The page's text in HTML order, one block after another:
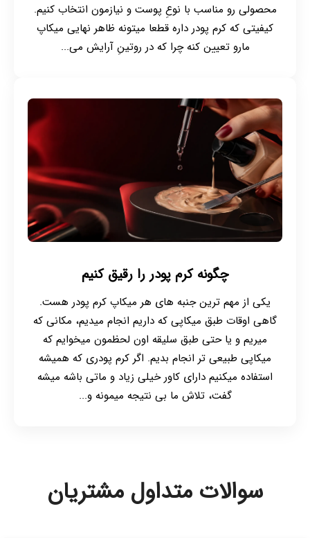
محصولی رو مناسب با نوعِ پوست و نیازمون انتخاب کنیم.
کیفیتی که کرم پودر داره قطعا میتونه ظاهر نهایی میکاپ
مارو تعیین کنه چرا که در روتینِ آرایش می...
چگونه کرم پودر را رقیق کنیم
یکی از مهم ترین جنبه های هر میکاپ کرم پودر هست.
گاهی اوقات طبق میکاپی که داریم انجام میدیم، مکانی که
میریم و یا حتی طبق سلیقه اون لحظمون میخوایم که
میکاپی طبیعی تر انجام بدیم. اگر کرم پودری که همیشه
استفاده میکنیم دارای کاور خیلی زیاد و ماتی باشه میشه
گفت، تلاش ما بی نتیجه میمونه و...
سوالات متداول مشتریان